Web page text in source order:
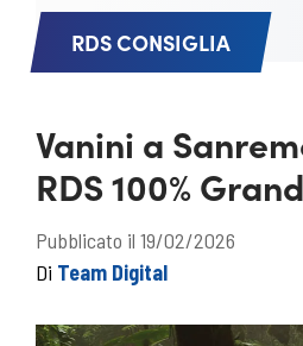
RDS CONSIGLIA
Vanini a
RDS 100%
Pubblicato il 19/02/2026
Di Team Digital